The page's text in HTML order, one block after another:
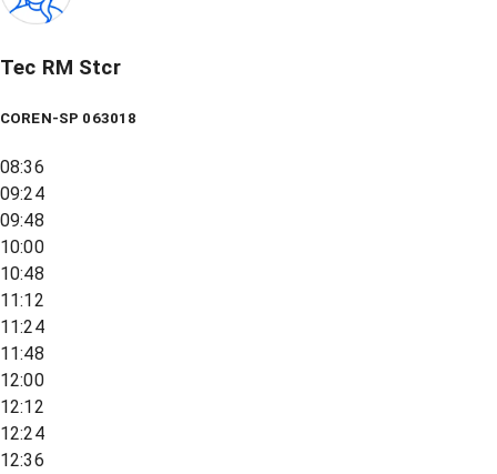
Tec RM Stcr
COREN-SP 063018
08:36
09:24
09:48
10:00
10:48
11:12
11:24
11:48
12:00
12:12
12:24
12:36